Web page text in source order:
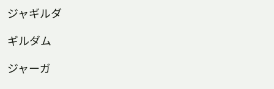
ジャギルダ
ギルダム
ジャーガ